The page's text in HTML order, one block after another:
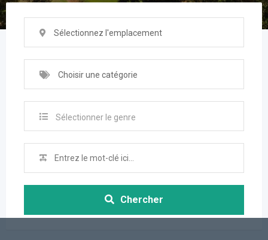
Sélectionnez l'emplacement
Choisir une catégorie
Sélectionner le genre
Chercher